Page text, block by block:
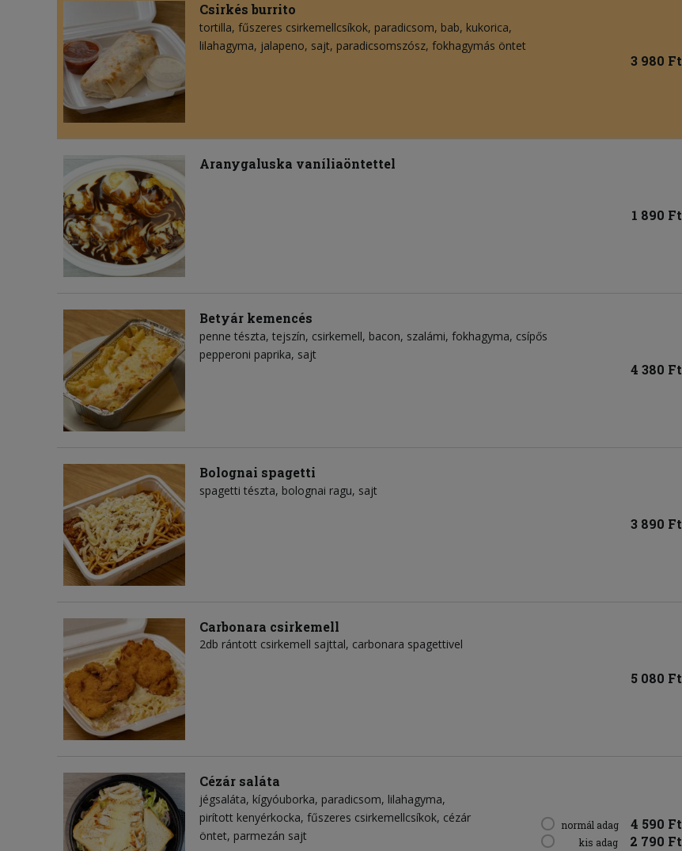
Csirkés burrito
tortilla fűszeres csirkemellcsíkok paradicsom bab kukorica
lilahagyma jalapeno sajt paradicsomszósz fokhagymás öntet
3 980 Ft
Aranygaluska vaníliaöntettel
1 890 Ft
Betyár kemencés
penne tészta tejszín csirkemell bacon szalámi fokhagyma csípős
pepperoni paprika sajt
4 380 Ft
Bolognai spagetti
spagetti tészta bolognai ragu sajt
3 890 Ft
Carbonara csirkemell
2db rántott csirkemell sajttal, carbonara spagettivel
5 080 Ft
Cézár saláta
jégsaláta kígyóuborka paradicsom lilahagyma
pirított kenyérkocka fűszeres csirkemellcsíkok cézár
öntet parmezán sajt
normál adag 4 590 Ft
kis adag 2 790 Ft